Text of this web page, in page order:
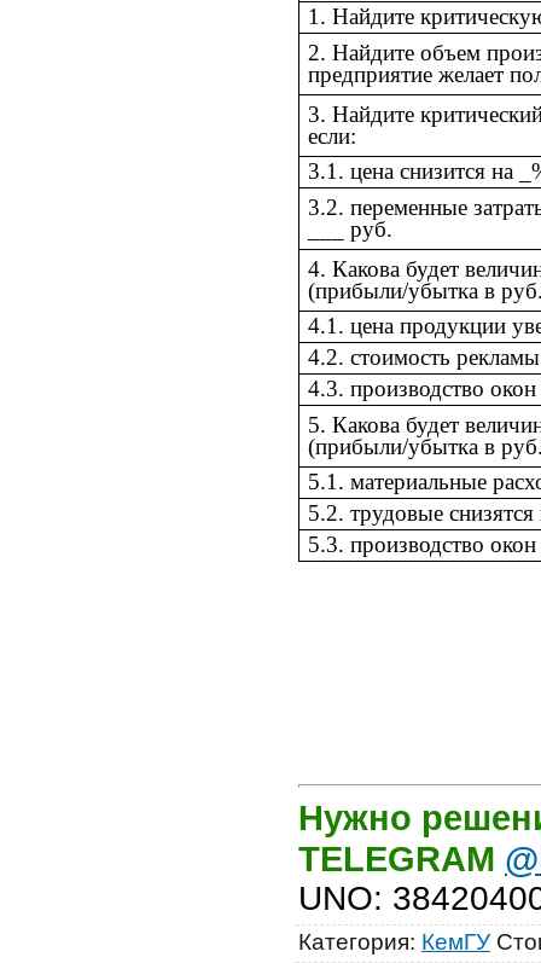
1. Найдите
2. Найдите объем
предприятие желает
3. Найдите
если:
3.1. цена снизится на
3.2. переменные
___ руб.
4. Какова будет
(прибыли/убытка в
4.1. цена продукции
4.2. стоимость
4.3. производство
5. Какова будет
(прибыли/убытка в
5.1. материальные
5.2. трудовые
5.3. производство
Нужно
TELEGRAM
UNO:
Категория: КемГУ